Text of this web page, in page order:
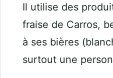
Il utilise des
fraise de Carros,
à ses bières
surtout une